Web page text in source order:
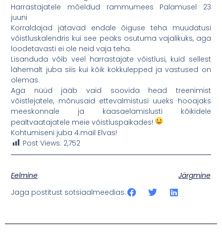
Harrastajatele mõeldud rammumees Palamusel 23
juuni
Korraldajad jätavad endale õiguse teha muudatusi
võistluskalendris kui see peaks osutuma vajalikuks, aga
loodetavasti ei ole neid vaja teha.
Lisanduda võib veel harrastajate võistlusi, kuid sellest
lähemalt juba siis kui kõik kokkulepped ja vastused on
olemas.
Aga nüüd jääb vaid soovida head treenimist
võistlejatele, mõnusaid ettevalmistusi uueks hooajaks
meeskonnale ja kaasaelamislusti kõikidele
pealtvaatajatele meie võistluspaikades!
Kohtumiseni juba 4.mail Elvas!
Post Views: 2,752
Eelmine
Järgmine
Jaga postitust sotsiaalmeedias: